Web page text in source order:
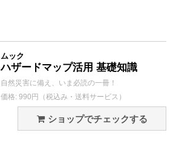
ムック
ハザードマップ活用 基礎知識
自然災害に備え、いま必読の一冊！
価格: 990円（税込み・送料サービス）
ショップでチェックする